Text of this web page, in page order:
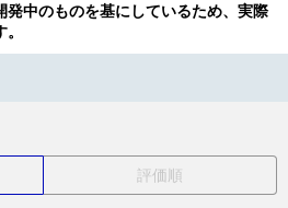
発中のものを基にしているため、実際
評価順